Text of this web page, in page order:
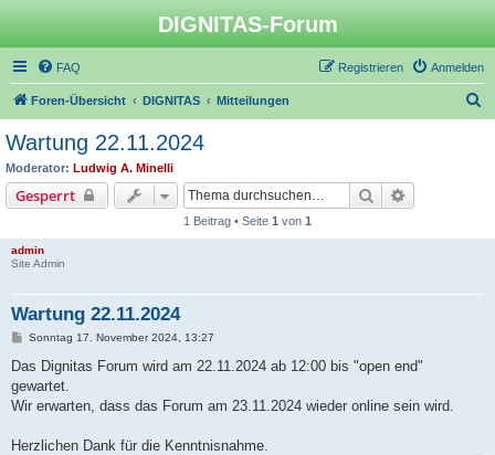
DIGNITAS-Forum
FAQ Anmelden
Registrieren
Foren-Übersicht DIGNITAS Mitteilungen
Wartung 22.11.2024
Moderator: Ludwig A. Minelli
Gesperrt Suche
1 Beitrag • Seite 1 von 1
admin
Site Admin
Wartung 22.11.2024
B
i
r
a
Sonntag 17. November 2024, 13:27
Das Dignitas Forum wird am 22.11.2024 ab 12:00 bis "open end"
gewartet.
Wir erwarten, dass das Forum am 23.11.2024 wieder online sein wird.
Herzlichen Dank für die Kenntnisnahme.